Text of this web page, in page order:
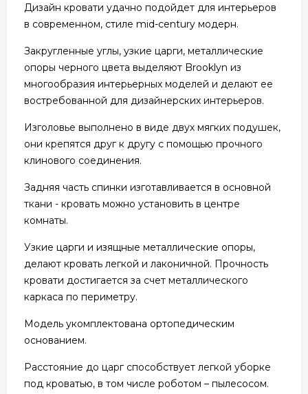
Дизайн кровати удачно подойдет для интерьеров
в современном, стиле mid-century модерн.
Закругленные углы, узкие царги, металлические
опоры черного цвета выделяют Brooklyn из
многообразия интерьерных моделей и делают ее
востребованной для дизайнерских интерьеров.
Изголовье выполнено в виде двух мягких подушек,
они крепятся друг к другу с помощью прочного
клинового соединения.
Задняя часть спинки изготавливается в основной
ткани - кровать можно установить в центре
комнаты.
Узкие царги и изящные металлические опоры,
делают кровать легкой и лаконичной. Прочность
кровати достигается за счет металлического
каркаса по периметру.
Модель укомплектована ортопедическим
основанием.
Расстояние до царг способствует легкой уборке
под кроватью, в том числе роботом – пылесосом.